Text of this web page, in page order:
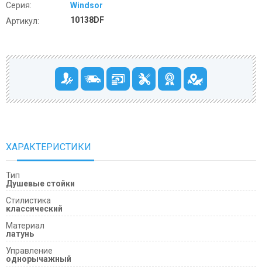
Серия:
Windsor
Артикул:
10138DF
ХАРАКТЕРИСТИКИ
Тип
Душевые стойки
Cтилистика
классический
Материал
латунь
Управление
однорычажный